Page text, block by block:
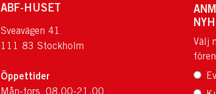
ABF-HUSET
Sveavägen 41
111 83 Stockholm
Öppettider
Mån-tors 08.00-21.00
Välj